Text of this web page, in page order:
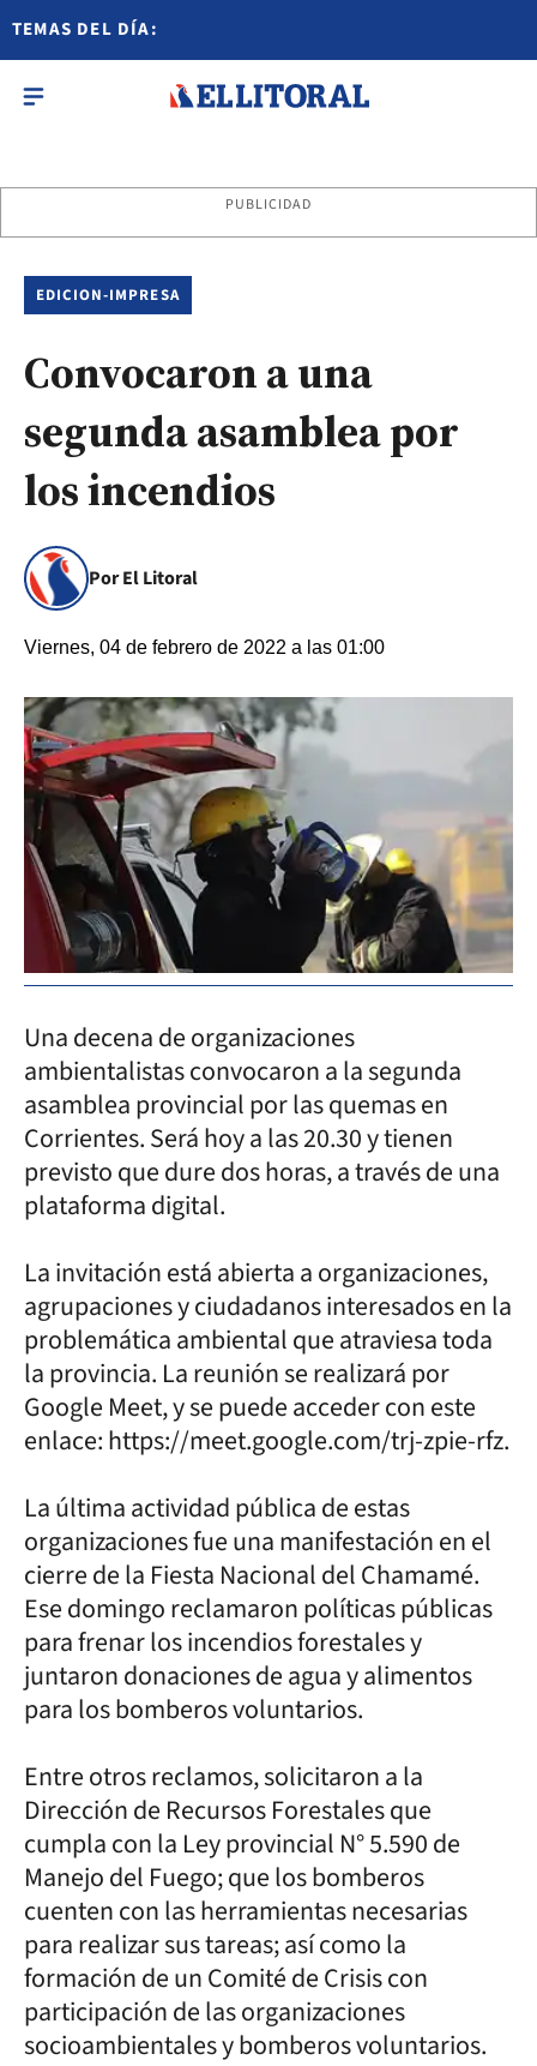
TEMAS DEL DÍA:
PUBLICIDAD
EDICION-IMPRESA
Convocaron a una
segunda asamblea por
los incendios
Por El Litoral
Viernes, 04 de febrero de 2022 a las 01:00
Una decena de organizaciones
ambientalistas convocaron a la segunda
asamblea provincial por las quemas en
Corrientes. Será hoy a las 20.30 y tienen
previsto que dure dos horas, a través de una
plataforma digital.
La invitación está abierta a organizaciones,
agrupaciones y ciudadanos interesados en la
problemática ambiental que atraviesa toda
la provincia. La reunión se realizará por
Google Meet, y se puede acceder con este
enlace: https://meet.google.com/trj-zpie-rfz.
La última actividad pública de estas
organizaciones fue una manifestación en el
cierre de la Fiesta Nacional del Chamamé.
Ese domingo reclamaron políticas públicas
para frenar los incendios forestales y
juntaron donaciones de agua y alimentos
para los bomberos voluntarios.
Entre otros reclamos, solicitaron a la
Dirección de Recursos Forestales que
cumpla con la Ley provincial N° 5.590 de
Manejo del Fuego; que los bomberos
cuenten con las herramientas necesarias
para realizar sus tareas; así como la
formación de un Comité de Crisis con
participación de las organizaciones
socioambientales y bomberos voluntarios.